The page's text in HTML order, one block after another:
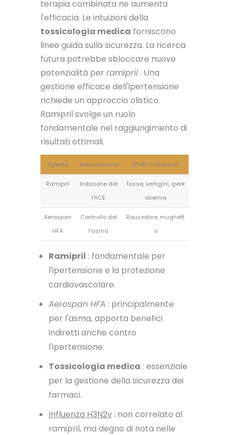
terapia combinata ne aumenta
l'efficacia. Le intuizioni della
tossicologia medica forniscono
linee guida sulla sicurezza. La ricerca
futura potrebbe sbloccare nuove
potenzialità per ramipril . Una
gestione efficace dell'ipertensione
richiede un approccio olistico.
Ramipril svolge un ruolo
fondamentale nel raggiungimento di
risultati ottimali.
Agente Meccanismo Effetti collaterali
Ramipril
Inibizione del
l'ACE
Tosse, vertigini, iperk
aliemia
Aerospan
HFA
Controllo del
l'asma
Raucedine, mughett
o
Ramipril : fondamentale per
l'ipertensione e la protezione
cardiovascolare.
Aerospan HFA : principalmente
per l'asma, apporta benefici
indiretti anche contro
l'ipertensione.
Tossicologia medica : essenziale
per la gestione della sicurezza dei
farmaci.
Influenza H3N2v : non correlato al
ramipril, ma degno di nota nelle